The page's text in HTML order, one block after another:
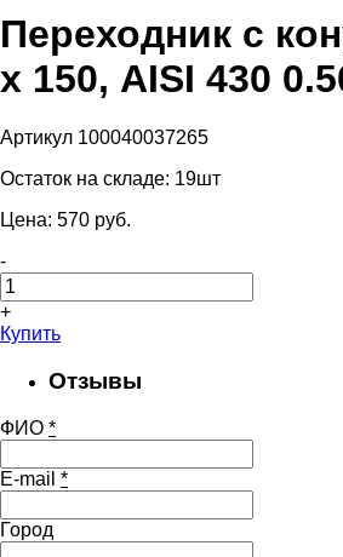
Переходник с
х 150, AISI 430
Артикул 100040037265
Остаток на складе: 19шт
Цена: 570 pуб.
-
+
Купить
Отзывы
ФИО *
E-mail *
Город